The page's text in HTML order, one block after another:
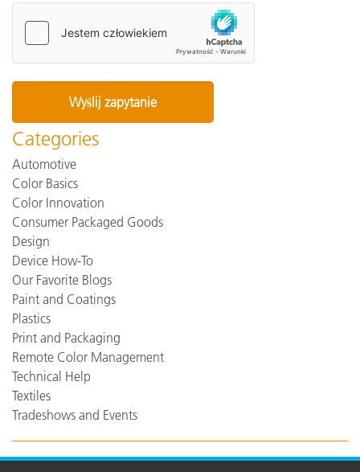
Categories
Automotive
Color Basics
Color Innovation
Consumer Packaged Goods
Design
Device How-To
Our Favorite Blogs
Paint and Coatings
Plastics
Print and Packaging
Remote Color Management
Technical Help
Textiles
Tradeshows and Events